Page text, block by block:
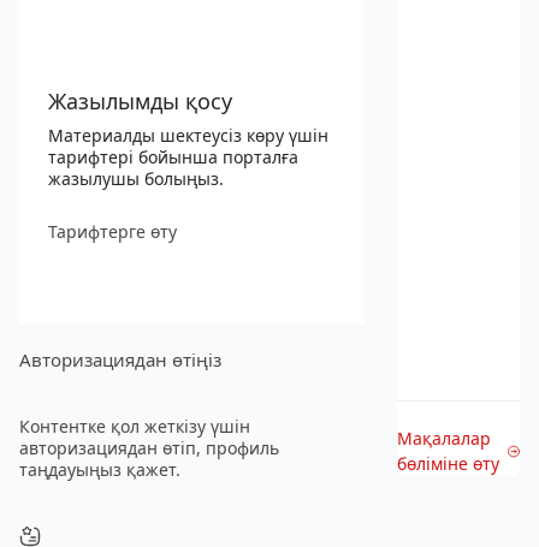
Жазылымды қосу
Материалды шектеусіз көру үшін
тарифтері бойынша порталға
жазылушы болыңыз.
Тарифтерге өту
Авторизациядан өтіңіз
Контентке қол жеткізу үшін
авторизациядан өтіп, профиль
таңдауыңыз қажет.
Мақалалар
бөліміне өту